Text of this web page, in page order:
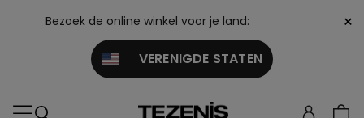
Bezoek de online winkel voor je land:
VERENIGDE STATEN
×